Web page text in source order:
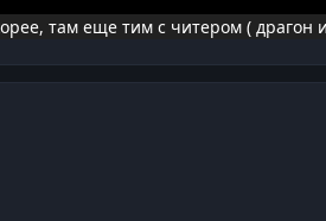
там еще тим с читером ( драгон